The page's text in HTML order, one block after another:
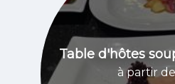
Table d'hôtes
à partir